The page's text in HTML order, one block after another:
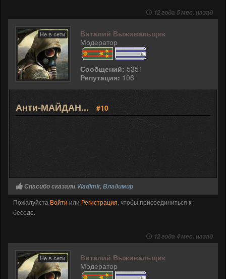
12 года 5 мес. назад
Не в сети
Виталий Выживальщик
Модератор
Сообщений: 5351
Репутация: 106
Анти-МАЙДАН... #10
Спасибо сказали Vladimir, Владимир
Пожалуйста Войти или Регистрация, чтобы присоединиться к
беседе.
12 года 4 мес. назад
Не в сети
Виталий Выживальщик
Модератор